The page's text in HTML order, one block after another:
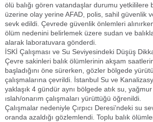
ölü balığı gören vatandaşlar durumu yetkililere
üzerine olay yerine AFAD, polis, sahil güvenlik
sevk edildi. Çevrede güvenlik önlemleri
ölüm nedenini belirlemek üzere sudan ve
alarak laboratuvara gönderdi.
​İSKİ Çalışması ve Su Seviyesindeki Düşüş
​Çevre sakinleri balık ölümlerinin akşam
başladığını öne sürerken, gözler bölgede
çalışmalarına çevrildi. İstanbul Su ve
yaklaşık 4 gündür aynı bölgede atık su,
ıslah/onarım çalışmaları yürüttüğü öğrenildi.
​Çalışmalar nedeniyle Çırpıcı Deresi’ndeki su
oranda azaldığı gözlemlendi. Toplu balık